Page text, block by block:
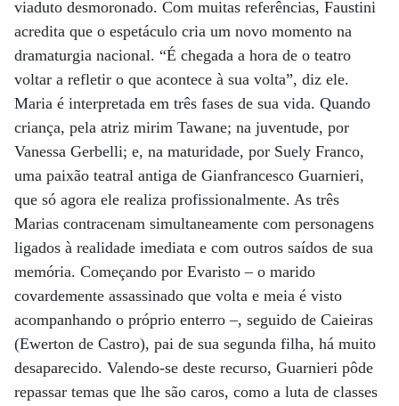
viaduto desmoronado. Com muitas referências, Faustini
acredita que o espetáculo cria um novo momento na
dramaturgia nacional. “É chegada a hora de o teatro
voltar a refletir o que acontece à sua volta”, diz ele.
Maria é interpretada em três fases de sua vida. Quando
criança, pela atriz mirim Tawane; na juventude, por
Vanessa Gerbelli; e, na maturidade, por Suely Franco,
uma paixão teatral antiga de Gianfrancesco Guarnieri,
que só agora ele realiza profissionalmente. As três
Marias contracenam simultaneamente com personagens
ligados à realidade imediata e com outros saídos de sua
memória. Começando por Evaristo – o marido
covardemente assassinado que volta e meia é visto
acompanhando o próprio enterro –, seguido de Caieiras
(Ewerton de Castro), pai de sua segunda filha, há muito
desaparecido. Valendo-se deste recurso, Guarnieri pôde
repassar temas que lhe são caros, como a luta de classes